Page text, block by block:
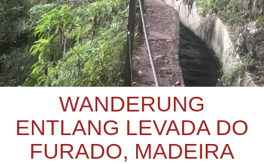
WANDERUNG
ENTLANG LEVADA DO
FURADO, MADEIRA